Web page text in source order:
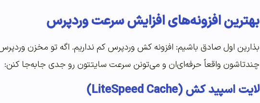
بهترین افزونه‌های افزایش سرعت وردپرس
بذارین اول صادق باشیم: افزونه کش وردپرس کم نداریم. اگه تو مخزن
چندتاشون واقعاً حرفه‌ای‌ان و می‌تونن سرعت سایتتون رو جدی جابه‌جا کنن:
لایت اسپید کش (LiteSpeed Cache)